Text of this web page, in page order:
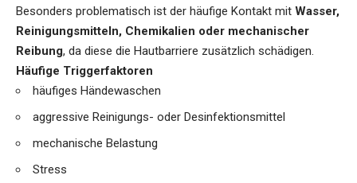
Besonders problematisch ist der häufige Kontakt mit Wasser,
Reinigungsmitteln, Chemikalien oder mechanischer
Reibung, da diese die Hautbarriere zusätzlich schädigen.
Häufige Triggerfaktoren
häufiges Händewaschen
aggressive Reinigungs- oder Desinfektionsmittel
mechanische Belastung
Stress